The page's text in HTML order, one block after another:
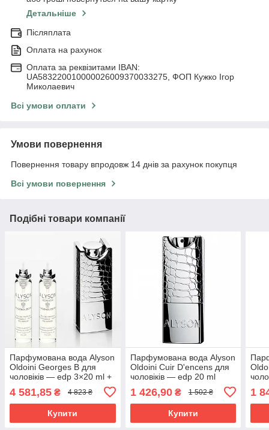
Детальніше
Післяплата
Оплата на рахунок
Оплата за реквізитами IBAN:
UA583220010000026009370033275, ФОП Кужко Ігор
Миколаевич
Всі умови оплати
Умови повернення
Повернення товару впродовж 14 днів за рахунок покупця
Всі умови повернення
Подібні товари компанії
Парфумована вода Alyson
Oldoini Georges B для
чоловіків — edp 3×20 ml +
4 581,85 ₴ 4 823 ₴
Купити
Парфумована вода Alyson
Oldoini Cuir D'encens для
чоловіків — edp 20 ml
1 426,90₴ 1 502 ₴
Купити
1